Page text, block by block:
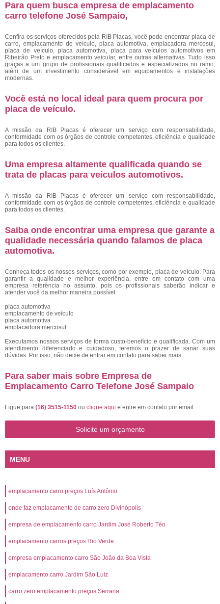
Para quem busca empresa de emplacamento
carro telefone José Sampaio,
Confira os serviços oferecidos pela RIB Placas, você pode encontrar placa de
carro, emplacamento de veículo, placa automotiva, emplacadora mercosul,
placa de veículo, placa automotiva, placa para veículos automotivos em
Ribeirão Preto e emplacamento veicular, entre outras alternativas. Tudo isso
graças a um grupo de profissionais qualificados e especializados no ramo,
além de um investimento considerável em equipamentos e instalações
modernas.
Você está no local ideal para quem procura por
placa de veículo.
A missão da RIB Placas é oferecer um serviço com responsabilidade,
conformidade com os órgãos de controle competentes, eficiência e qualidade
para todos os clientes.
Uma empresa altamente qualificada quando se
trata de placas para veículos automotivos.
A missão da RIB Placas é oferecer um serviço com responsabilidade,
conformidade com os órgãos de controle competentes, eficiência e qualidade
para todos os clientes.
Saiba onde encontrar uma empresa que garante a
qualidade necessária quando falamos de placa
automotiva.
Conheça todos os nossos serviços, como por exemplo, placa de veículo. Para
garantir a qualidade e melhor experiência, entre em contato com uma
empresa referência no assunto, pois os profissionais saberão indicar e
atender você da melhor maneira possível.
placa automotiva
emplacamento de veículo
placa automotiva
emplacadora mercosul
Executamos nossos serviços de forma custo-benefício e qualificada. Com um
atendimento diferenciado e cuidadoso, teremos o prazer de sanar suas
dúvidas. Por isso, não deixe de entrar em contato para saber mais.
Para saber mais sobre Empresa de
Emplacamento Carro Telefone José Sampaio
Ligue para (16) 3515-1150 ou clique aqui e entre em contato por email.
Solicite um orçamento
MENU
emplacamento carro preços Luís Antônio
onde faz emplacamento de carro zero Divinópolis
empresa de emplacamento carro Jardim José Roberto Téo
emplacamento carros preços Rio Verde
empresa emplacamento carro São João da Boa Vista
emplacamento carro Jardim São Luiz
carro zero emplacamento preços Serrana